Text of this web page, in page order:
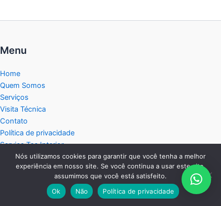
Menu
Home
Quem Somos
Serviços
Visita Técnica
Contato
Política de privacidade
Service Tec Interior
Mapa do Site
Central de Atendimento:
Nós utilizamos cookies para garantir que você tenha a melhor
experiência em nosso site. Se você continua a usar este site,
assumimos que você está satisfeito.
Ok
Não Política de privacidade